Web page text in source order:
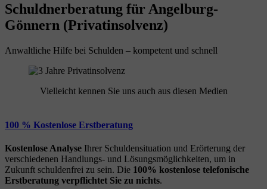
Schuldnerberatung für Angelburg-
Gönnern (Privatinsolvenz)
Anwaltliche Hilfe bei Schulden – kompetent und schnell
Vielleicht kennen Sie uns auch aus diesen Medien
100 % Kostenlose Erstberatung
Kostenlose Analyse Ihrer Schuldensituation und Erörterung der
verschiedenen Handlungs- und Lösungsmöglichkeiten, um in
Zukunft schuldenfrei zu sein. Die 100% kostenlose telefonische
Erstberatung verpflichtet Sie zu nichts.